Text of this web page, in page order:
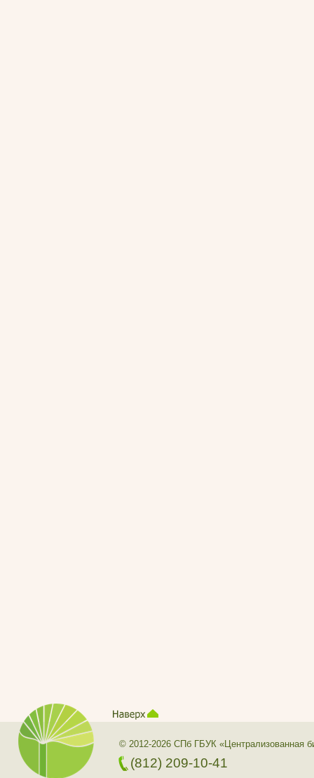
© 2012-2026 СПб ГБУК «Централизованная
(812) 209-10-41